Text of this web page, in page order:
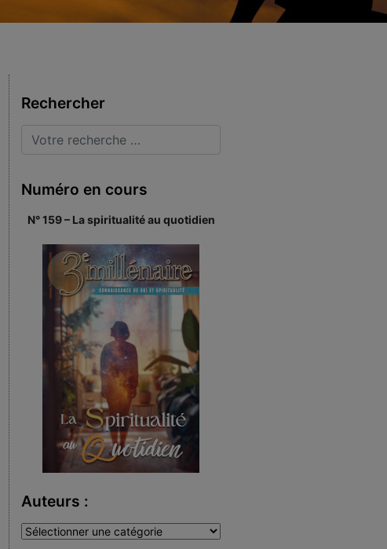
Rechercher
Numéro en cours
N° 159 – La spiritualité au quotidien
Auteurs :
Auteurs